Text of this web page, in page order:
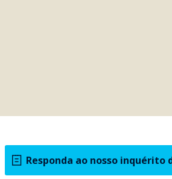
Responda ao nosso inquérito